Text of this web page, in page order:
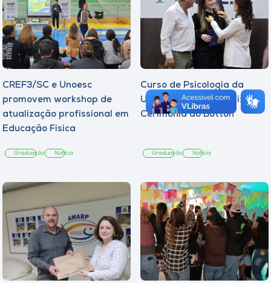
CREF3/SC e Unoesc
promovem workshop de
atualização profissional em
Educação Física
Graduação Notícia
Curso de Psicologia da
Unoesc Joaçaba realiza 2ª
Cerimônia do Botton
Graduação Notícia